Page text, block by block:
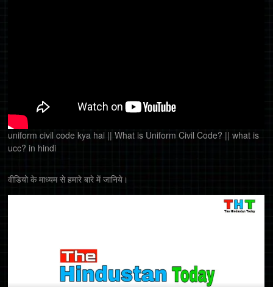
uniform civil code kya hai || What is Uniform Civil Code? || what is
ucc? in hindi
वीडियो के माध्यम से हमारे बारे में जानिये।